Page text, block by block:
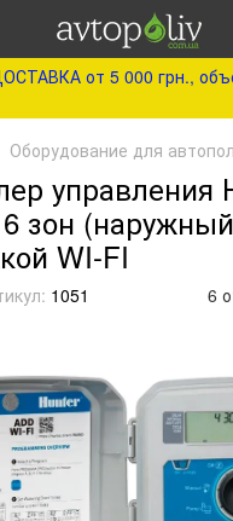
от 5 000 грн.,
Оборудование для
управления
зон
WI-FI
1051 6